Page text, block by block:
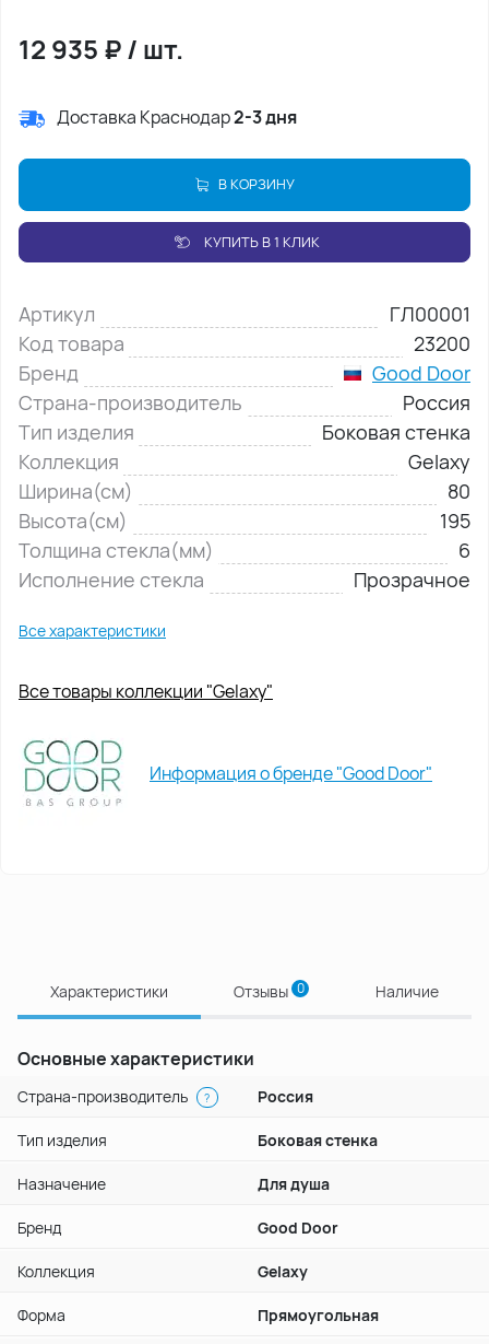
12 935 ₽/ шт.
Доставка Краснодар2-3 дня
В КОРЗИНУ
КУПИТЬ В 1 КЛИК
Артикул
ГЛ00001
Код товара
23200
Бренд
Good Door
Страна-производитель
Россия
Тип изделия
Боковая стенка
Коллекция
Gelaxy
Ширина(см)
80
Высота(см)
195
Толщина стекла(мм)
6
Исполнение стекла
Прозрачное
Все характеристики
Все товары коллекции "Gelaxy"
Информация о бренде "Good Door"
Характеристики Отзывы 0 Наличие
Основные характеристики
Страна-производитель ? Россия
Тип изделия Боковая стенка
Назначение Для душа
Бренд Good Door
Коллекция Gelaxy
Форма Прямоугольная